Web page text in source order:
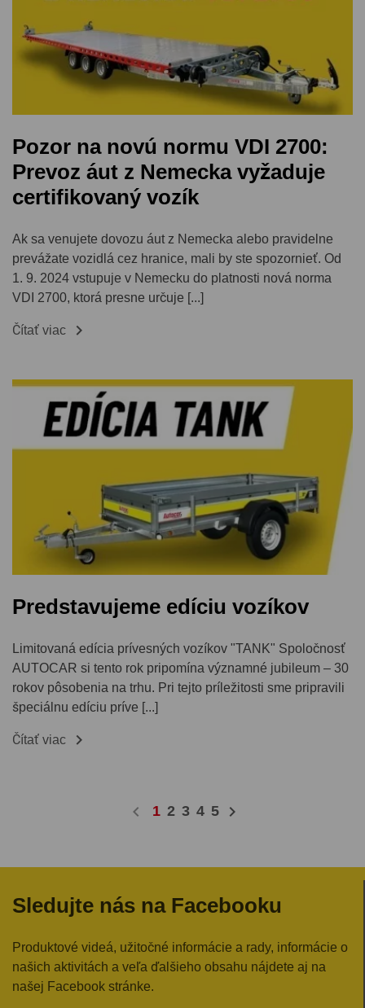
Pozor na novú normu VDI 2700:
Prevoz áut z Nemecka vyžaduje
certifikovaný vozík
Ak sa venujete dovozu áut z Nemecka alebo pravidelne
prevážate vozidlá cez hranice, mali by ste spozornieť. Od
1. 9. 2024 vstupuje v Nemecku do platnosti nová norma
VDI 2700, ktorá presne určuje [...]
Čítať viac 
Predstavujeme edíciu vozíkov
Limitovaná edícia prívesných vozíkov "TANK" Spoločnosť
AUTOCAR si tento rok pripomína významné jubileum – 30
rokov pôsobenia na trhu. Pri tejto príležitosti sme pripravili
špeciálnu edíciu príve [...]
Čítať viac 
chevron_left 1 2 3 4 5 chevron_right
Sledujte nás na Facebooku
Produktové videá, užitočné informácie a rady, informácie o
našich aktivitách a veľa ďalšieho obsahu nájdete aj na
našej Facebook stránke.